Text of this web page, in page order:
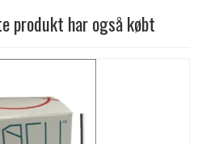
produkt har også købt